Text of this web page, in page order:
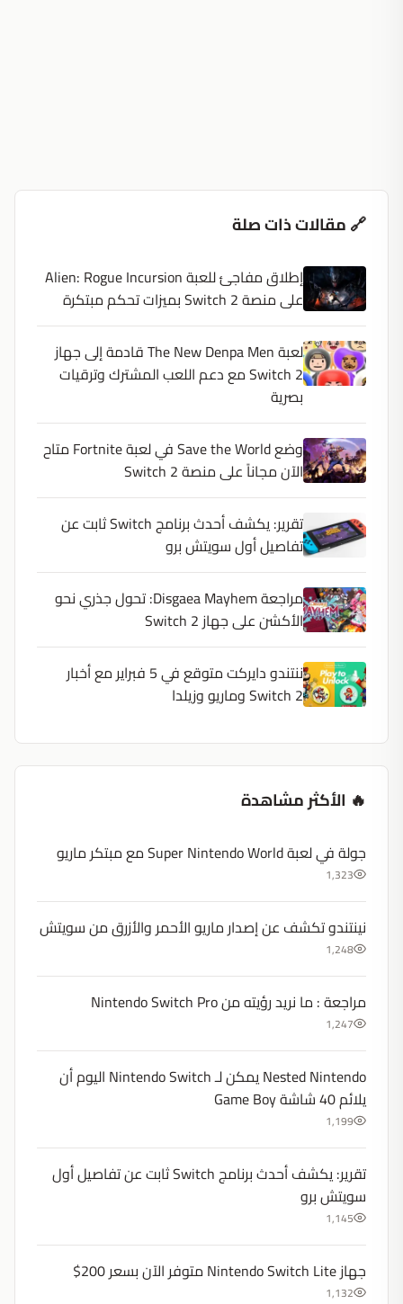
🔗 مقالات ذات صلة
إطلاق مفاجئ للعبة Alien: Rogue Incursion
على منصة Switch 2 بميزات تحكم مبتكرة
لعبة The New Denpa Men قادمة إلى جهاز
Switch 2 مع دعم اللعب المشترك وترقيات
بصرية
وضع Save the World في لعبة Fortnite متاح
الآن مجاناً على منصة Switch 2
تقرير: يكشف أحدث برنامج Switch ثابت عن
تفاصيل أول سويتش برو
مراجعة Disgaea Mayhem: تحول جذري نحو
الأكشن على جهاز Switch 2
ننتندو دايركت متوقع في 5 فبراير مع أخبار
Switch 2 وماريو وزيلدا
🔥 الأكثر مشاهدة
جولة في لعبة Super Nintendo World مع مبتكر ماريو
1,323
نينتندو تكشف عن إصدار ماريو الأحمر والأزرق من سويتش
1,248
مراجعة : ما نريد رؤيته من Nintendo Switch Pro
1,247
Nested Nintendo يمكن لـ Nintendo Switch اليوم أن
يلائم 40 شاشة Game Boy
1,199
تقرير: يكشف أحدث برنامج Switch ثابت عن تفاصيل أول
سويتش برو
1,145
جهاز Nintendo Switch Lite متوفر الآن بسعر 200$
1,132